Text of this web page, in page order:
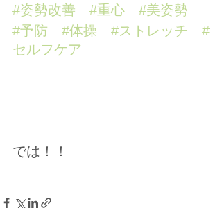
#姿勢改善 #重心
#美姿勢
#予防
#体操 #ストレッチ
#
セルフケア
では！！